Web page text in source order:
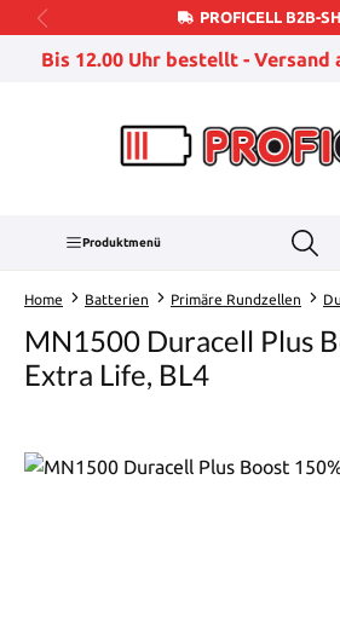
Zum Hauptinhalt springenPROFICELL B2B-
Bis 12.00 Uhr bestellt - Versand
Produktmenü
Home Batterien Primäre Rundzellen
MN1500 Duracell Plus
Extra Life, BL4